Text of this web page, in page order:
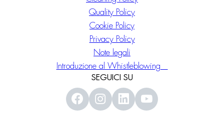
Quality Policy
Cookie Policy
Privacy Policy
Note legali
Introduzione al Whistleblowing
SEGUICI SU